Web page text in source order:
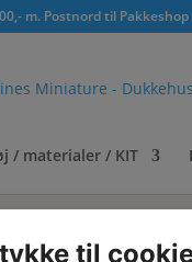
m. Postnord til Pakkeshop
/ materialer / KIT
til